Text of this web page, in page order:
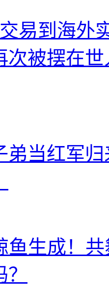
易到海外
次被摆在
弟当红军
鱼生成！